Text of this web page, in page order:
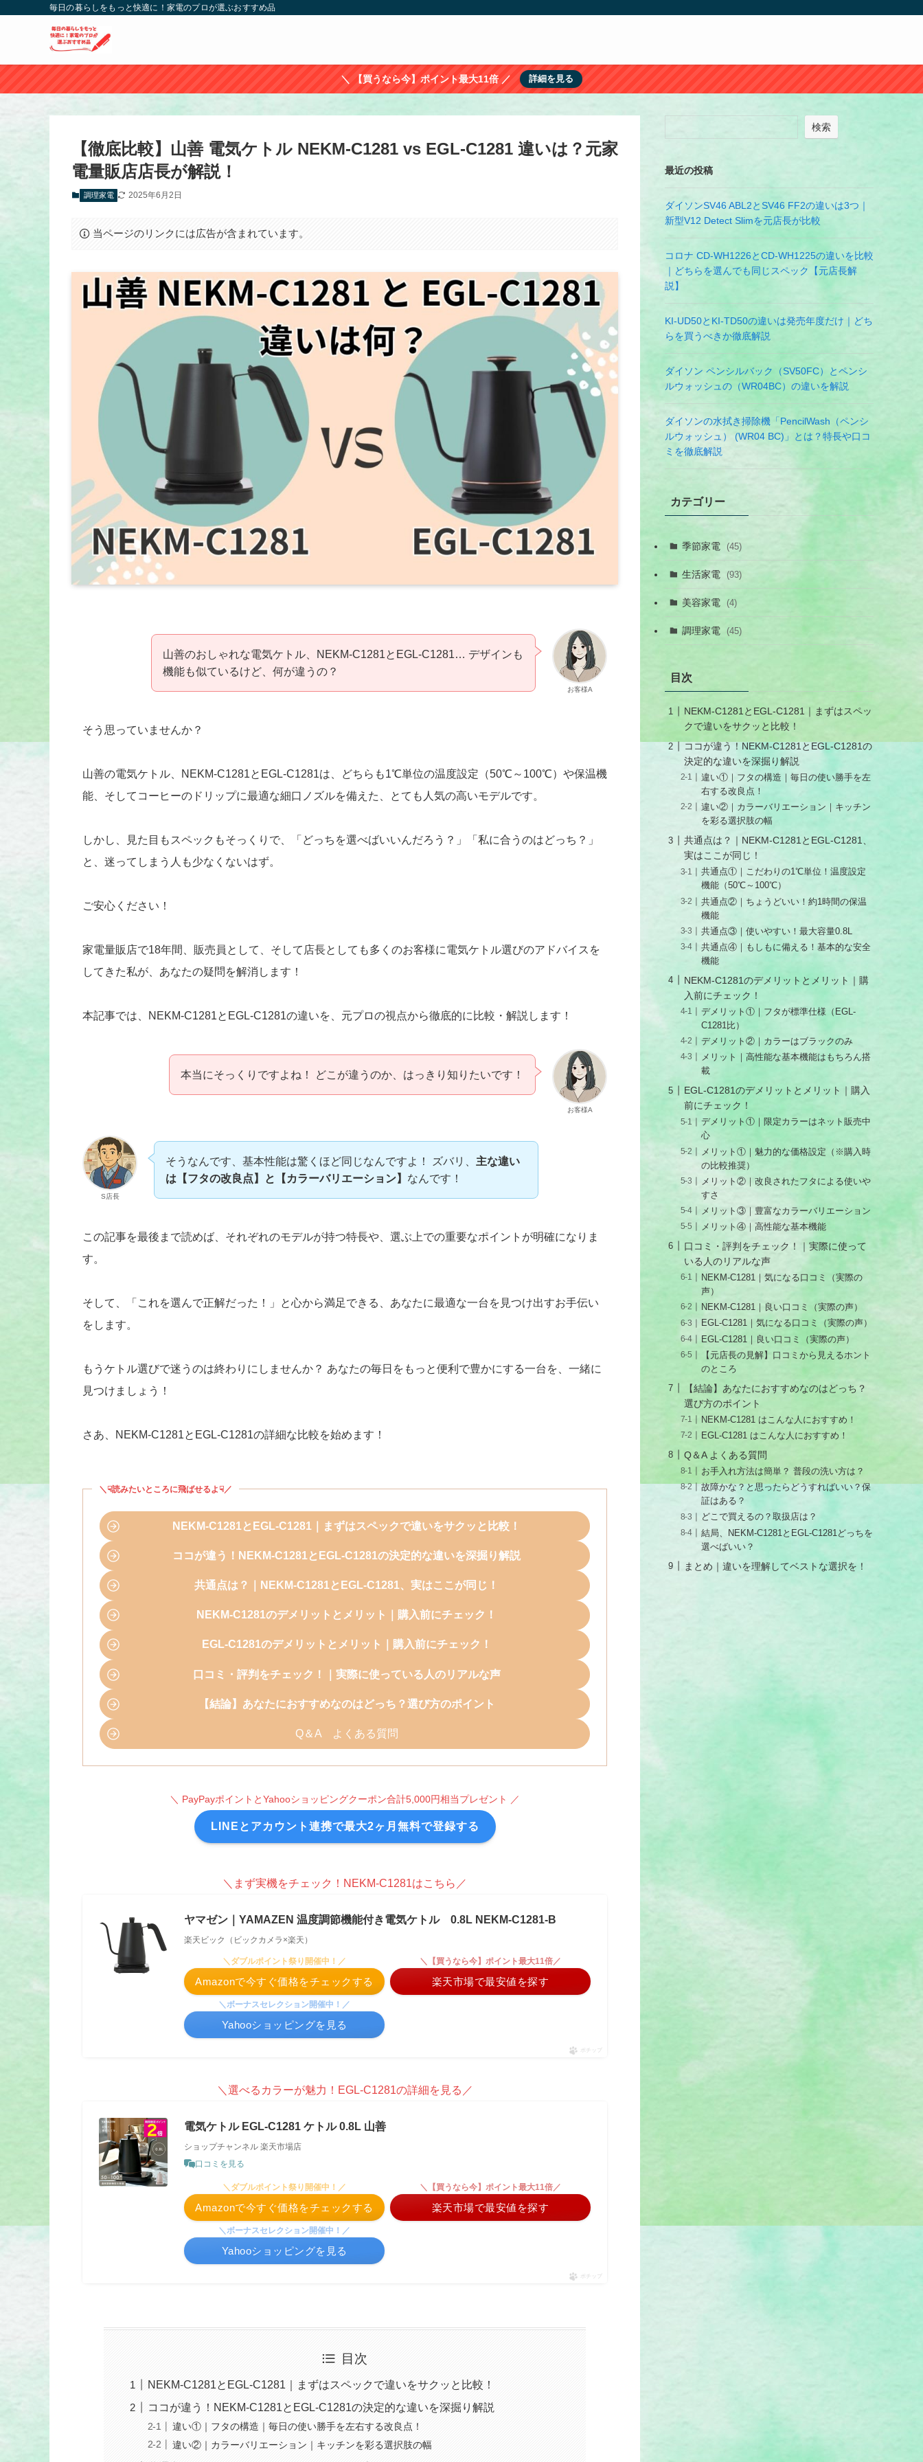
毎日の暮らしをもっと快適に！家電のプロが選ぶおすすめ品
＼ 【買うなら今】ポイント最大11倍 ／ 詳細を見る
【徹底比較】山善 電気ケトル NEKM-C1281 vs EGL-C1281 違いは？元家
電量販店店長が解説！
調理家電 2025年6月2日
当ページのリンクには広告が含まれています。
お客様A
山善のおしゃれな電気ケトル、NEKM-C1281とEGL-C1281… デザインも
機能も似ているけど、何が違うの？
そう思っていませんか？
山善の電気ケトル、NEKM-C1281とEGL-C1281は、どちらも1℃単位の温度設定（50℃～100℃）や保温機
能、そしてコーヒーのドリップに最適な細口ノズルを備えた、とても人気の高いモデルです。
しかし、見た目もスペックもそっくりで、「どっちを選べばいいんだろう？」「私に合うのはどっち？」
と、迷ってしまう人も少なくないはず。
ご安心ください！
家電量販店で18年間、販売員として、そして店長としても多くのお客様に電気ケトル選びのアドバイスを
してきた私が、あなたの疑問を解消します！
本記事では、NEKM-C1281とEGL-C1281の違いを、元プロの視点から徹底的に比較・解説します！
お客様A
本当にそっくりですよね！ どこが違うのか、はっきり知りたいです！
S店長
そうなんです、基本性能は驚くほど同じなんですよ！ ズバリ、 主な違い
は【フタの改良点】と【カラーバリエーション】 なんです！
この記事を最後まで読めば、それぞれのモデルが持つ特長や、選ぶ上での重要なポイントが明確になりま
す。
そして、「これを選んで正解だった！」と心から満足できる、あなたに最適な一台を見つけ出すお手伝い
をします。
もうケトル選びで迷うのは終わりにしませんか？ あなたの毎日をもっと便利で豊かにする一台を、一緒に
見つけましょう！
さあ、NEKM-C1281とEGL-C1281の詳細な比較を始めます！
＼☟読みたいところに飛ばせるよ☟／
NEKM-C1281とEGL-C1281｜まずはスペックで違いをサクッと比較！
ココが違う！NEKM-C1281とEGL-C1281の決定的な違いを深掘り解説
共通点は？｜NEKM-C1281とEGL-C1281、実はここが同じ！
NEKM-C1281のデメリットとメリット｜購入前にチェック！
EGL-C1281のデメリットとメリット｜購入前にチェック！
口コミ・評判をチェック！｜実際に使っている人のリアルな声
【結論】あなたにおすすめなのはどっち？選び方のポイント
Q＆A よくある質問
＼ PayPayポイントとYahooショッピングクーポン合計5,000円相当プレゼント ／
LINEとアカウント連携で最大2ヶ月無料で登録する
＼まず実機をチェック！NEKM-C1281はこちら／
ヤマゼン｜YAMAZEN 温度調節機能付き電気ケトル 0.8L NEKM-C1281-B
楽天ビック（ビックカメラ×楽天）
＼ダブルポイント祭り開催中！／
Amazonで今すぐ価格をチェックする
＼【買うなら今】ポイント最大11倍／
楽天市場で最安値を探す
＼ボーナスセレクション開催中！／
Yahooショッピングを見る
ポチップ
＼選べるカラーが魅力！EGL-C1281の詳細を見る／
電気ケトル EGL-C1281 ケトル 0.8L 山善
ショップチャンネル 楽天市場店
口コミを見る
＼ダブルポイント祭り開催中！／
Amazonで今すぐ価格をチェックする
＼【買うなら今】ポイント最大11倍／
楽天市場で最安値を探す
＼ボーナスセレクション開催中！／
Yahooショッピングを見る
ポチップ
目次
NEKM-C1281とEGL-C1281｜まずはスペックで違いをサクッと比較！
ココが違う！NEKM-C1281とEGL-C1281の決定的な違いを深掘り解説
違い①｜フタの構造｜毎日の使い勝手を左右する改良点！
違い②｜カラーバリエーション｜キッチンを彩る選択肢の幅
検索
最近の投稿
ダイソンSV46 ABL2とSV46 FF2の違いは3つ｜
新型V12 Detect Slimを元店長が比較
コロナ CD-WH1226とCD-WH1225の違いを比較
｜どちらを選んでも同じスペック【元店長解
説】
KI-UD50とKI-TD50の違いは発売年度だけ｜どち
らを買うべきか徹底解説
ダイソン ペンシルバック（SV50FC）とペンシ
ルウォッシュの（WR04BC）の違いを解説
ダイソンの水拭き掃除機「PencilWash（ペンシ
ルウォッシュ） (WR04 BC)」とは？特長や口コ
ミを徹底解説
カテゴリー
季節家電 (45)
生活家電 (93)
美容家電 (4)
調理家電 (45)
目次
NEKM-C1281とEGL-C1281｜まずはスペッ
クで違いをサクッと比較！
ココが違う！NEKM-C1281とEGL-C1281の
決定的な違いを深掘り解説
違い①｜フタの構造｜毎日の使い勝手を左
右する改良点！
違い②｜カラーバリエーション｜キッチン
を彩る選択肢の幅
共通点は？｜NEKM-C1281とEGL-C1281、
実はここが同じ！
共通点①｜こだわりの1℃単位！温度設定
機能（50℃～100℃）
共通点②｜ちょうどいい！約1時間の保温
機能
共通点③｜使いやすい！最大容量0.8L
共通点④｜もしもに備える！基本的な安全
機能
NEKM-C1281のデメリットとメリット｜購
入前にチェック！
デメリット①｜フタが標準仕様（EGL-
C1281比）
デメリット②｜カラーはブラックのみ
メリット｜高性能な基本機能はもちろん搭
載
EGL-C1281のデメリットとメリット｜購入
前にチェック！
デメリット①｜限定カラーはネット販売中
心
メリット①｜魅力的な価格設定（※購入時
の比較推奨）
メリット②｜改良されたフタによる使いや
すさ
メリット③｜豊富なカラーバリエーション
メリット④｜高性能な基本機能
口コミ・評判をチェック！｜実際に使って
いる人のリアルな声
NEKM-C1281｜気になる口コミ（実際の
声）
NEKM-C1281｜良い口コミ（実際の声）
EGL-C1281｜気になる口コミ（実際の声）
EGL-C1281｜良い口コミ（実際の声）
【元店長の見解】口コミから見えるホント
のところ
【結論】あなたにおすすめなのはどっち？
選び方のポイント
NEKM-C1281 はこんな人におすすめ！
EGL-C1281 はこんな人におすすめ！
Q＆A よくある質問
お手入れ方法は簡単？ 普段の洗い方は？
故障かな？と思ったらどうすればいい？保
証はある？
どこで買えるの？取扱店は？
結局、NEKM-C1281とEGL-C1281どっちを
選べばいい？
まとめ｜違いを理解してベストな選択を！